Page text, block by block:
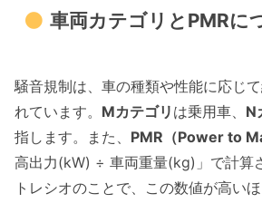
車両カテゴリとPMRに
騒音規制は、車の種類や性能に応じ
れています。 Mカテゴリ は乗用車、 N
指します。また、 PMR（Power to
高出力(kW) ÷ 車両重量(kg)」で計算
トレシオのことで、この数値が高い